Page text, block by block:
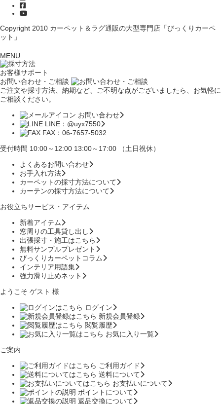
Copyright 2010 カーペット＆ラグ通販の大型専門店「びっくりカーペ
ット」
MENU
お客様サポート
お問い合わせ・ご相談
ご注文や採寸方法、納期など、ご不明な点がございましたら、お気軽に
ご相談ください。
お問い合わせ
LINE：@uyx7550
FAX：06-7657-5032
受付時間 10:00～12:00 13:00～17:00 （土日祝休）
よくあるお問い合わせ
お手入れ方法
カーペットの採寸方法について
カーテンの採寸方法について
お役立ちサービス・アイテム
新着アイテム
窓周りの工具貸し出し
出張採寸・施工はこちら
無料サンプルプレゼント
びっくりカーペットコラム
インテリア用語集
強力滑り止めネット
ようこそ ゲスト 様
ログイン
新規会員登録
閲覧履歴
お気に入り一覧
ご案内
ご利用ガイド
送料について
お支払いについて
ポイントについて
返品交換について